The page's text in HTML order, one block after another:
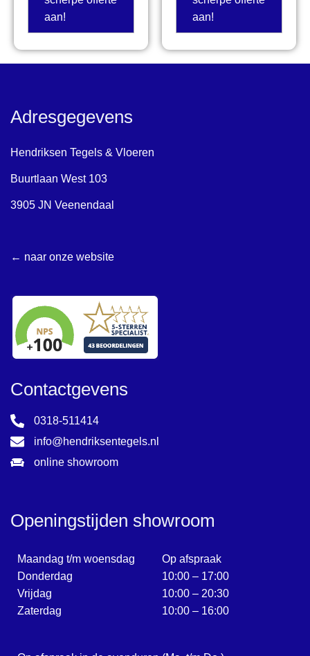
aan!
aan!
Adresgegevens
Hendriksen Tegels & Vloeren
Buurtlaan West 103
3905 JN Veenendaal
← naar onze website
Contactgevens
0318-511414
info@hendriksentegels.nl
online showroom
Openingstijden showroom
Maandag t/m woensdag
Donderdag
Vrijdag
Zaterdag
Op afspraak
10:00 – 17:00
10:00 – 20:30
10:00 – 16:00